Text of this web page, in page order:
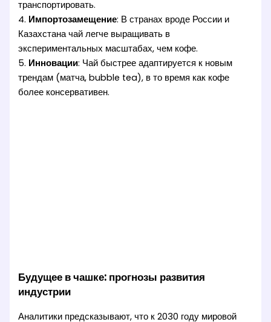
транспортировать.
4. Импортозамещение: В странах вроде России и
Казахстана чай легче выращивать в
экспериментальных масштабах, чем кофе.
5. Инновации: Чай быстрее адаптируется к новым
трендам (матча, bubble tea), в то время как кофе
более консервативен.
Будущее в чашке: прогнозы развития
индустрии
Аналитики предсказывают, что к 2030 году мировой